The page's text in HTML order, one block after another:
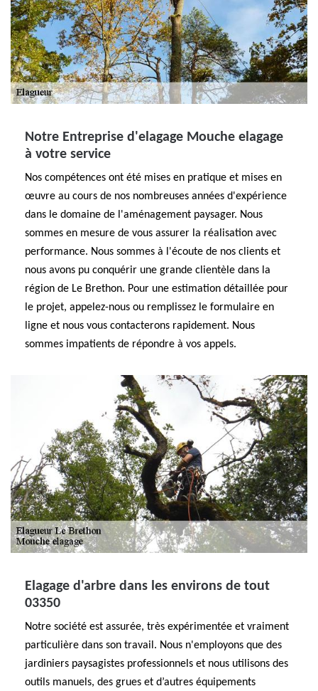
Notre Entreprise d'elagage Mouche elagage
à votre service
Nos compétences ont été mises en pratique et mises en
œuvre au cours de nos nombreuses années d'expérience
dans le domaine de l'aménagement paysager. Nous
sommes en mesure de vous assurer la réalisation avec
performance. Nous sommes à l'écoute de nos clients et
nous avons pu conquérir une grande clientèle dans la
région de Le Brethon. Pour une estimation détaillée pour
le projet, appelez-nous ou remplissez le formulaire en
ligne et nous vous contacterons rapidement. Nous
sommes impatients de répondre à vos appels.
Elagage d'arbre dans les environs de tout
03350
Notre société est assurée, très expérimentée et vraiment
particulière dans son travail. Nous n'employons que des
jardiniers paysagistes professionnels et nous utilisons des
outils manuels, des grues et d’autres équipements